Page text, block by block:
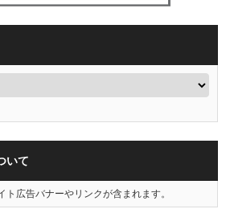
いて
広告バナーやリンクが含まれます。